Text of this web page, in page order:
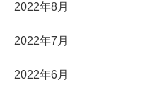
2022年8月
2022年7月
2022年6月